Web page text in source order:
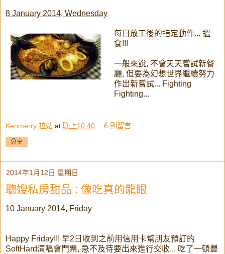
8 January 2014, Wednesday
每日放工後的指定動作... 搵
食!!!
一般來說, 不會天天嘗試新餐
廳, 但要為幻想世界繼續努力
作出新嘗試... Fighting
Fighting...
Kenmerry 拉姑 at 晚上10:40 6 則留言:
分享
2014年1月12日 星期日
聰嫂私房甜品 : 像吃真的龍眼
10 January 2014, Friday
Happy Friday!!! 早2日收到之前用信用卡幫朋友預訂的
SoftHard演唱會門票, 急不及待要出來進行交收... 吃了一頓豐